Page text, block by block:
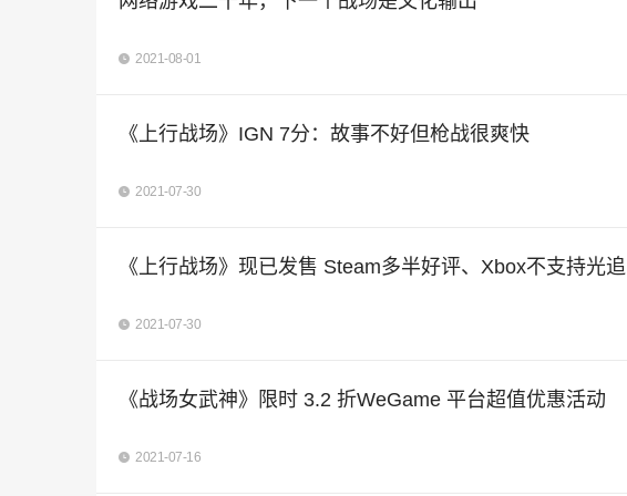
2021-08-01
《上行战场》IGN 7分：故事不好但枪战很爽快
2021-07-30
《上行战场》现已发售 Steam多半好评、Xbox不支持光追
2021-07-30
《战场女武神》限时 3.2 折WeGame 平台超值优惠活动
2021-07-16